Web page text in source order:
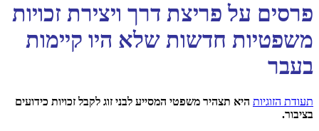
פרסים על פריצת דרך ויצירת זכויות
משפטיות חדשות שלא היו קיימות
בעבר
תעודת הזוגיות היא תצהיר משפטי המסייע לבני זוג לקבל זכויות כידועים
בציבור.